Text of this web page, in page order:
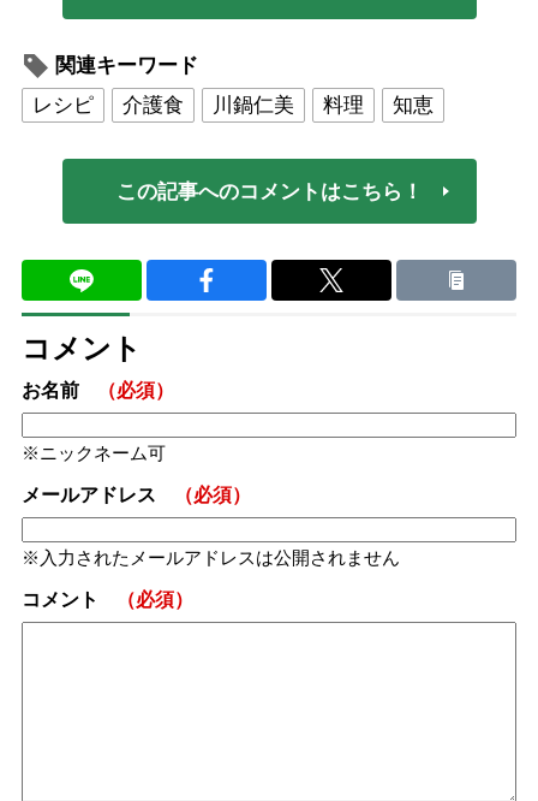
関連キーワード
レシピ
介護食 川鍋仁美 料理 知恵
この記事へのコメントはこちら！
コメント
お名前 （必須）
ニックネーム可
メールアドレス （必須）
入力されたメールアドレスは公開されません
コメント （必須）